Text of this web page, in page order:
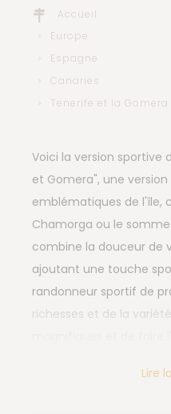
Accueil
Europe
Espagne
Canaries
Tenerife et la
Voici la version sportive
et Gomera", une
emblématiques de l'île,
Chamorga ou le
combine la douceur de
ajoutant une touche
randonneur sportif de
richesses et de la
Arrivés à Tenerife, Lire